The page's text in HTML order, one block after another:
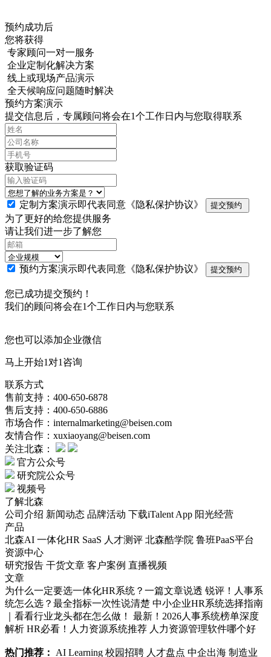
预约成功后
您将获得
专家顾问一对一服务
企业定制化解决方案
线上或现场产品演示
全天候响应问题随时解决
预约方案演示
提交信息后，专属顾问将会在1个工作日内与您取得联系
获取验证码
定制方案演示即代表同意 《隐私保护协议》 提交预约
为了更好的给您提供服务
请让我们进一步了解您
预约方案演示即代表同意 《隐私保护协议》 提交预约
您已成功提交预约！
我们的顾问将会在1个工作日内与您联系
您也可以添加企业微信
马上开始1对1咨询
联系方式
售前支持：400-650-6878
售后支持：400-650-6886
市场合作：internalmarketing@beisen.com
友情合作：xuxiaoyang@beisen.com
关注北森：
官方公众号
研究院公众号
视频号
了解北森
公司介绍 新闻动态 品牌活动 下载iTalent App 阳光经营
产品
北森AI 一体化HR SaaS 人才测评 北森酷学院 鲁班PaaS平台
资源中心
研究报告 干货文章 客户案例 直播视频
文章
为什么一定要选一体化HR系统？一篇文章说透 锐评！人事系
统怎么选？最全指标一次性说清楚 中小企业HR系统选择指南
｜看看行业龙头都在怎么做！
最新！2026人事系统榜单深度
解析 HR必看！人力资源系统推荐 人力资源管理软件哪个好
热门推荐： AI Learning 校园招聘 人才盘点 中企出海 制造业